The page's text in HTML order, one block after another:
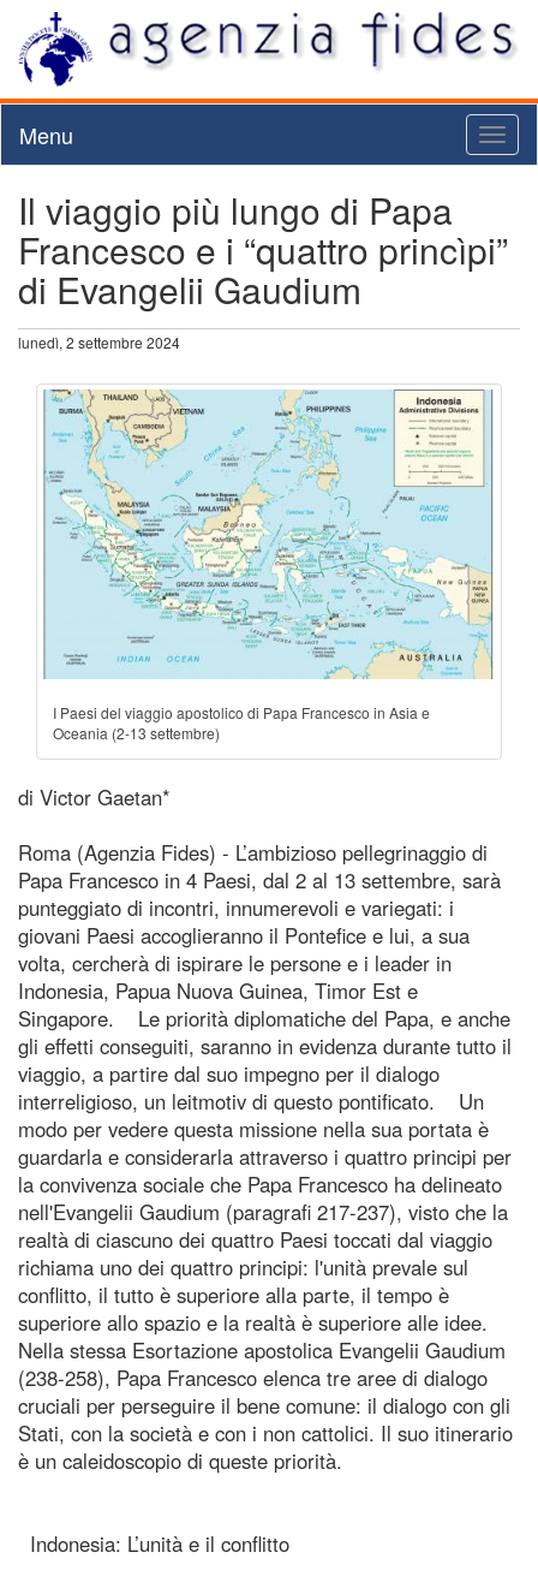
Menu
Il viaggio più lungo di Papa
Francesco e i “quattro princìpi”
di Evangelii Gaudium
lunedì, 2 settembre 2024
I Paesi del viaggio apostolico di Papa Francesco in Asia e
Oceania (2-13 settembre)
di Victor Gaetan*
Roma (Agenzia Fides) - L’ambizioso pellegrinaggio di
Papa Francesco in 4 Paesi, dal 2 al 13 settembre, sarà
punteggiato di incontri, innumerevoli e variegati: i
giovani Paesi accoglieranno il Pontefice e lui, a sua
volta, cercherà di ispirare le persone e i leader in
Indonesia, Papua Nuova Guinea, Timor Est e
Singapore. Le priorità diplomatiche del Papa, e anche
gli effetti conseguiti, saranno in evidenza durante tutto il
viaggio, a partire dal suo impegno per il dialogo
interreligioso, un leitmotiv di questo pontificato. Un
modo per vedere questa missione nella sua portata è
guardarla e considerarla attraverso i quattro principi per
la convivenza sociale che Papa Francesco ha delineato
nell'Evangelii Gaudium (paragrafi 217-237), visto che la
realtà di ciascuno dei quattro Paesi toccati dal viaggio
richiama uno dei quattro principi: l'unità prevale sul
conflitto, il tutto è superiore alla parte, il tempo è
superiore allo spazio e la realtà è superiore alle idee.
Nella stessa Esortazione apostolica Evangelii Gaudium
(238-258), Papa Francesco elenca tre aree di dialogo
cruciali per perseguire il bene comune: il dialogo con gli
Stati, con la società e con i non cattolici. Il suo itinerario
è un caleidoscopio di queste priorità.
Indonesia: L’unità e il conflitto